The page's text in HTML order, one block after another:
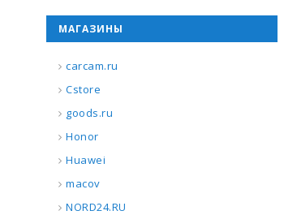
МАГАЗИНЫ
carcam.ru
Cstore
goods.ru
Honor
Huawei
macov
NORD24.RU